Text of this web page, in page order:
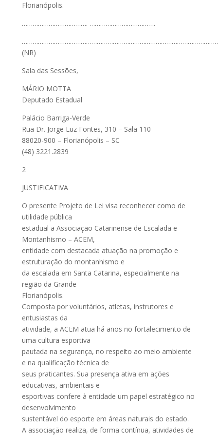
Florianópolis.
………………………………. ……………………………….
(NR)
Sala das Sessões,
MÁRIO MOTTA
Deputado Estadual
Palácio Barriga-Verde
Rua Dr. Jorge Luz Fontes, 310 – Sala 110
88020-900 – Florianópolis – SC
(48) 3221.2839
2
JUSTIFICATIVA
O presente Projeto de Lei visa reconhecer como de
utilidade pública
estadual a Associação Catarinense de Escalada e
Montanhismo – ACEM,
entidade com destacada atuação na promoção e
estruturação do montanhismo e
da escalada em Santa Catarina, especialmente na
região da Grande
Florianópolis.
Composta por voluntários, atletas, instrutores e
entusiastas da
atividade, a ACEM atua há anos no fortalecimento de
uma cultura esportiva
pautada na segurança, no respeito ao meio ambiente
e na qualificação técnica de
seus praticantes. Sua presença ativa em ações
educativas, ambientais e
esportivas confere à entidade um papel estratégico no
desenvolvimento
sustentável do esporte em áreas naturais do estado.
A associação realiza, de forma contínua, atividades de